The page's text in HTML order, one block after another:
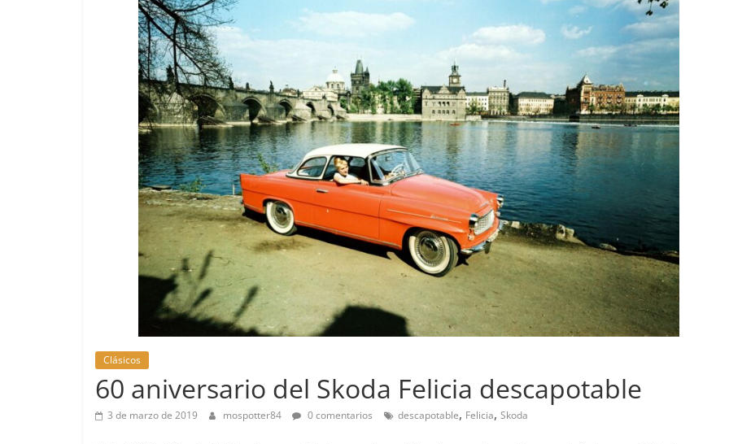
Clásicos
60 aniversario del Skoda Felicia descapotable
3 de marzo de 2019 mospotter84 0 comentarios descapotable, Felicia, Skoda
probamos el Smart fortwo
EQ
Pruebas
1.0 TSI 115cv DSG
12 de abril de 2021